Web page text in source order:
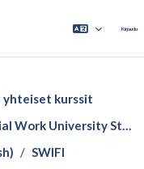
Kirjaudu
yhteiset kurssit
Sosnet-verkosto (sosiaalityö, Social Work University Studies)
SWIFI